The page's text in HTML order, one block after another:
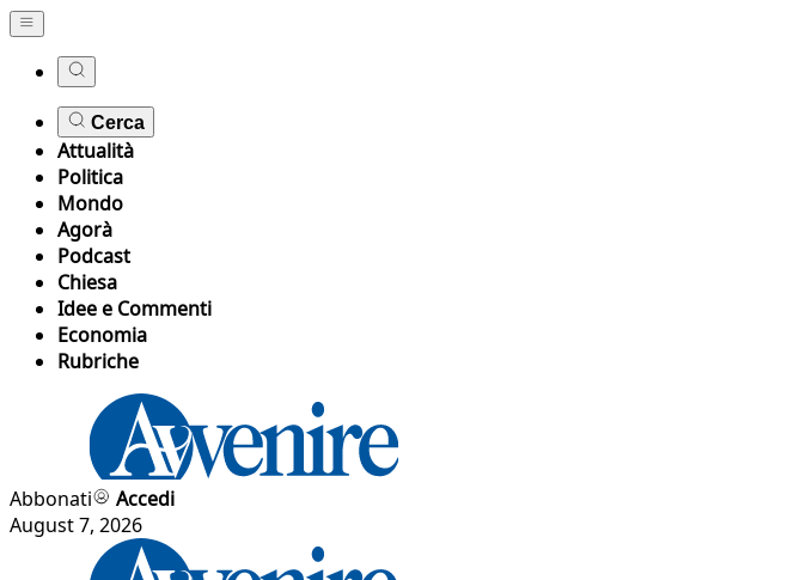
Cerca
Attualità
Politica
Mondo
Agorà
Podcast
Chiesa
Idee e Commenti
Economia
Rubriche
Abbonati
Accedi
August 7, 2026